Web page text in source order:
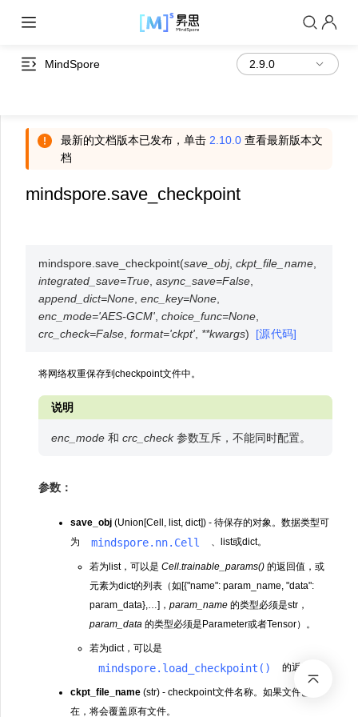
MindSpore
最新的文档版本已发布，单击 2.10.0 查看最新版本文
档
mindspore.save_checkpoint
mindspore.save_checkpoint(save_obj,ckpt_file_name,
integrated_save=True ,async_save=False
append_dict=None ,enc_key=None
enc_mode='AES-GCM' ,choice_func=None
crc_check=False ,format='ckpt' **kwargs) [源代码]
将网络权重保存到checkpoint文件中。
说明
enc_mode 和 crc_check参数互斥，不能同时配置。
参数：
save_obj (Union[Cell, list, dict]) - 待保存的对象。数据类型可
为
mindspore.nn.Cell 、list或dict。
若为list，可以是 Cell.trainable_params() 的返回值，或
元素为dict的列表（如[{"name": param_name, "data":
param_data},…]， param_name 的类型必须是str，
param_data 的类型必须是Parameter或者Tensor）。
若为dict，可以是
mindspore.load_checkpoint() 的返回值。
ckpt_file_name (str) - checkpoint文件名称。如果文件已存
在，将会覆盖原有文件。